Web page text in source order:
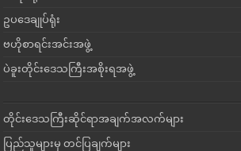
ဥပဒေချုပ်ရုံး
ဗဟိုစာရင်းအင်းအဖွဲ့
ပဲခူးတိုင်းဒေသကြီးအစိုးရအဖွဲ့
တိုင်းဒေသကြီးဆိုင်ရာအချက်အလက်များ
ပြည်သူများမှ တင်ပြချက်များ